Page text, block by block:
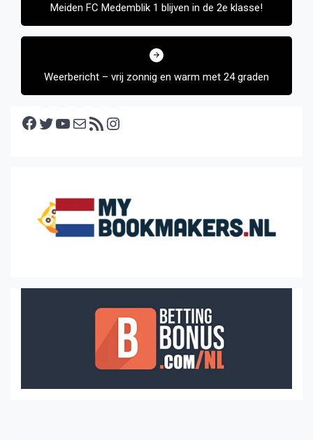
Meiden FC Medemblik 1 blijven in de 2e klasse!
Weerbericht – vrij zonnig en warm met 24 graden
Facebook Twitter YouTube E-mail RSS feed